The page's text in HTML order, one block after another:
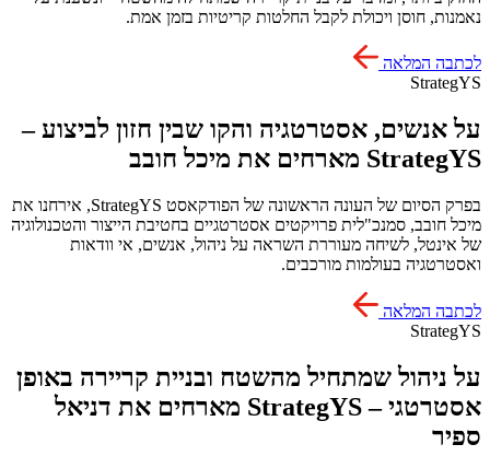
נאמנות, חוסן ויכולת לקבל החלטות קריטיות בזמן אמת.
לכתבה המלאה
StrategYS
על אנשים, אסטרטגיה והקו שבין חזון לביצוע –
StrategYS מארחים את מיכל חובב
בפרק הסיום של העונה הראשונה של הפודקאסט StrategYS, אירחנו את
מיכל חובב, סמנכ"לית פרויקטים אסטרטגיים בחטיבת הייצור והטכנולוגיה
של אינטל, לשיחה מעוררת השראה על ניהול, אנשים, אי וודאות
ואסטרטגיה בעולמות מורכבים.
לכתבה המלאה
StrategYS
על ניהול שמתחיל מהשטח ובניית קריירה באופן
אסטרטגי – StrategYS מארחים את דניאל
ספיר